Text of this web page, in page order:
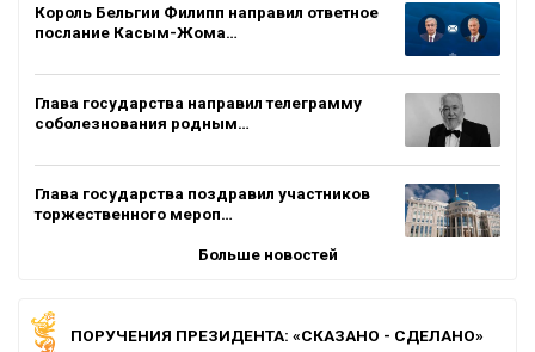
Король Бельгии Филипп направил ответное
послание Касым-Жома…
Глава государства направил телеграмму
соболезнования родным…
Глава государства поздравил участников
торжественного мероп…
Больше новостей
ПОРУЧЕНИЯ ПРЕЗИДЕНТА: «СКАЗАНО - СДЕЛАНО»